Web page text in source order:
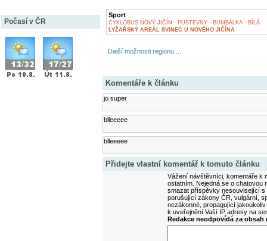
Počasí v ČR
Sport
CYKLOBUS NOVÝ JIČÍN - PUSTEVNY - BUMBÁLKA - BÍLÁ
LYŽAŘSKÝ AREÁL SVINEC U NOVÉHO JIČÍNA
Další možnosti regionu ...
Komentáře k článku
jo super
blleeeee
blleeeee
Přidejte vlastní komentář k tomuto článku
Vážení návštěvníci, komentáře k
ostatním. Nejedná se o
smazat příspěvky nesouvisející
porušující zákony ČR, vulgární,
nezákonné, propagující
k uveřejnění Vaší IP adresy na
Redakce neodpovídá za